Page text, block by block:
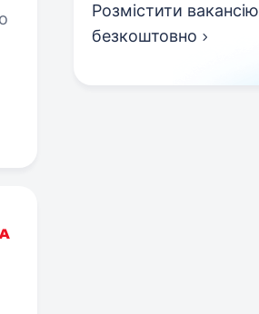
Розмістити вакансію
безкоштовно